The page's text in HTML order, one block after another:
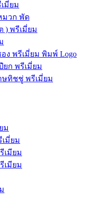
มี่ยม
มวก พัด
) พรีเมี่ยม
ง พรีเมี่ยม พิมพ์ Logo
ยก พรีเมี่ยม
ษทิชชู่ พรีเมี่ยม
ม
มี่ยม
เมียม
เมียม